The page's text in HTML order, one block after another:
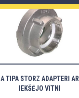
A TIPA STORZ ADAPTERI AR
IEKŠĒJO VĪTNI